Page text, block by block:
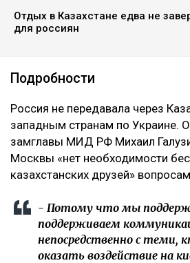
Отдых в Казахстане едва не
для россиян
Подробности
‎Россия не передавала через
западным странам по Украине.
замглавы МИД РФ Михаил
Москвы «нет необходимости
казахстанских друзей»
‎- Потому что мы
поддерживаем
непосредственно с теми,
оказать воздействие на